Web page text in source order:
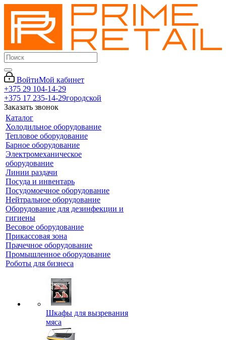
ВойтиМой кабинет
+375 29 104-14-29
+375 17 235-14-29городской
Заказать звонок
Каталог
Холодильное оборудование
Тепловое оборудование
Барное оборудование
Электромеханическое
оборудование
Линии раздачи
Посуда и инвентарь
Посудомоечное оборудование
Нейтральное оборудование
Оборудование для дезинфекции и
гигиены
Весовое оборудование
Прикассовая зона
Прачечное оборудование
Промышленное оборудование
Роботы для бизнеса
Шкафы для вызревания
мяса